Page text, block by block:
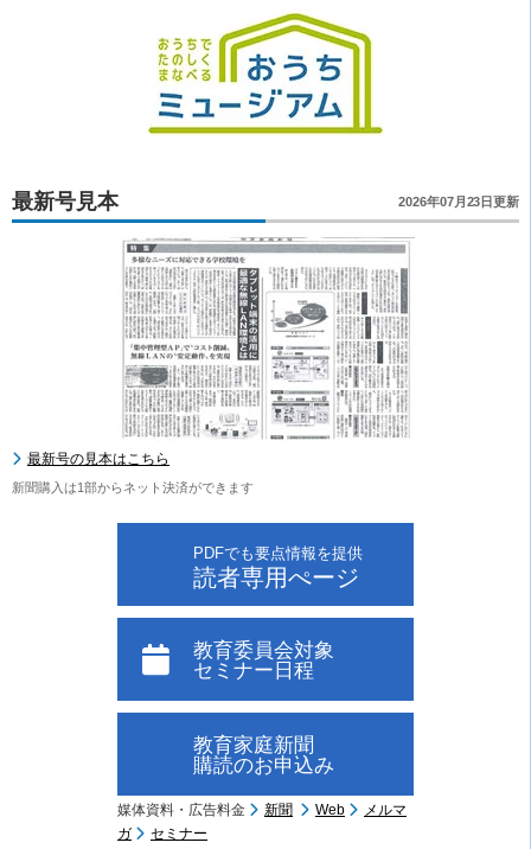
最新号見本 2026年07月23日更新
最新号の見本はこちら
新聞購入は1部からネット決済ができます
PDFでも要点情報を提供
読者専用ぺージ
教育委員会対象
セミナー日程
教育家庭新聞
購読のお申込み
媒体資料・広告料金 新聞 Web
メルマ
ガ
セミナー